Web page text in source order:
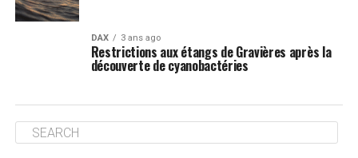
DAX 3 ans ago
Restrictions aux étangs de Gravières après la
découverte de cyanobactéries